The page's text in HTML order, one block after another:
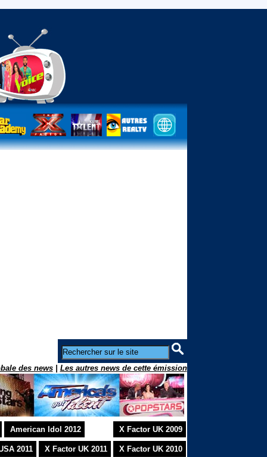
des news| Les autres news de cette émission
American Idol 2012 X Factor UK 2009
X Factor UK 2010
X Factor UK 2011
2011